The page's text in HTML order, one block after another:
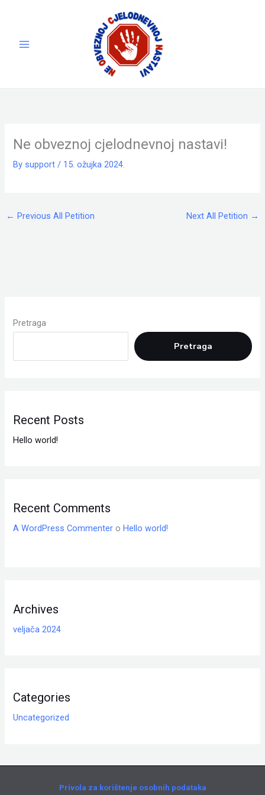
Ne obveznoj cjelodnevnoj nastavi!
By support/ 15. ožujka 2024.
← Previous All Petition Next All Petition →
Pretraga
Pretraga
Recent Posts
Hello world!
Recent Comments
A WordPress Commenter oHello world!
Archives
veljača 2024
Categories
Uncategorized
Privola za korištenje osobnih podataka